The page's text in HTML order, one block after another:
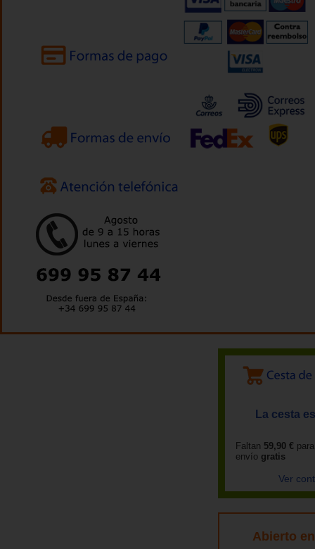
La cesta
Faltan 59,90 €
envío gratis
Ver
Abierto